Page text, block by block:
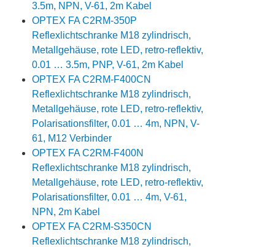
3.5m, NPN, V-61, 2m Kabel
OPTEX FA C2RM-350P
Reflexlichtschranke M18 zylindrisch,
Metallgehäuse, rote LED, retro-reflektiv,
0.01 … 3.5m, PNP, V-61, 2m Kabel
OPTEX FA C2RM-F400CN
Reflexlichtschranke M18 zylindrisch,
Metallgehäuse, rote LED, retro-reflektiv,
Polarisationsfilter, 0.01 … 4m, NPN, V-
61, M12 Verbinder
OPTEX FA C2RM-F400N
Reflexlichtschranke M18 zylindrisch,
Metallgehäuse, rote LED, retro-reflektiv,
Polarisationsfilter, 0.01 … 4m, V-61,
NPN, 2m Kabel
OPTEX FA C2RM-S350CN
Reflexlichtschranke M18 zylindrisch,